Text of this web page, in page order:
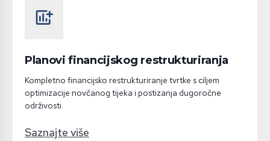
add_chart
Planovi financijskog restrukturiranja
Kompletno financijsko restrukturiranje tvrtke s ciljem
optimizacije novčanog tijeka i postizanja dugoročne
održivosti.
Saznajte više